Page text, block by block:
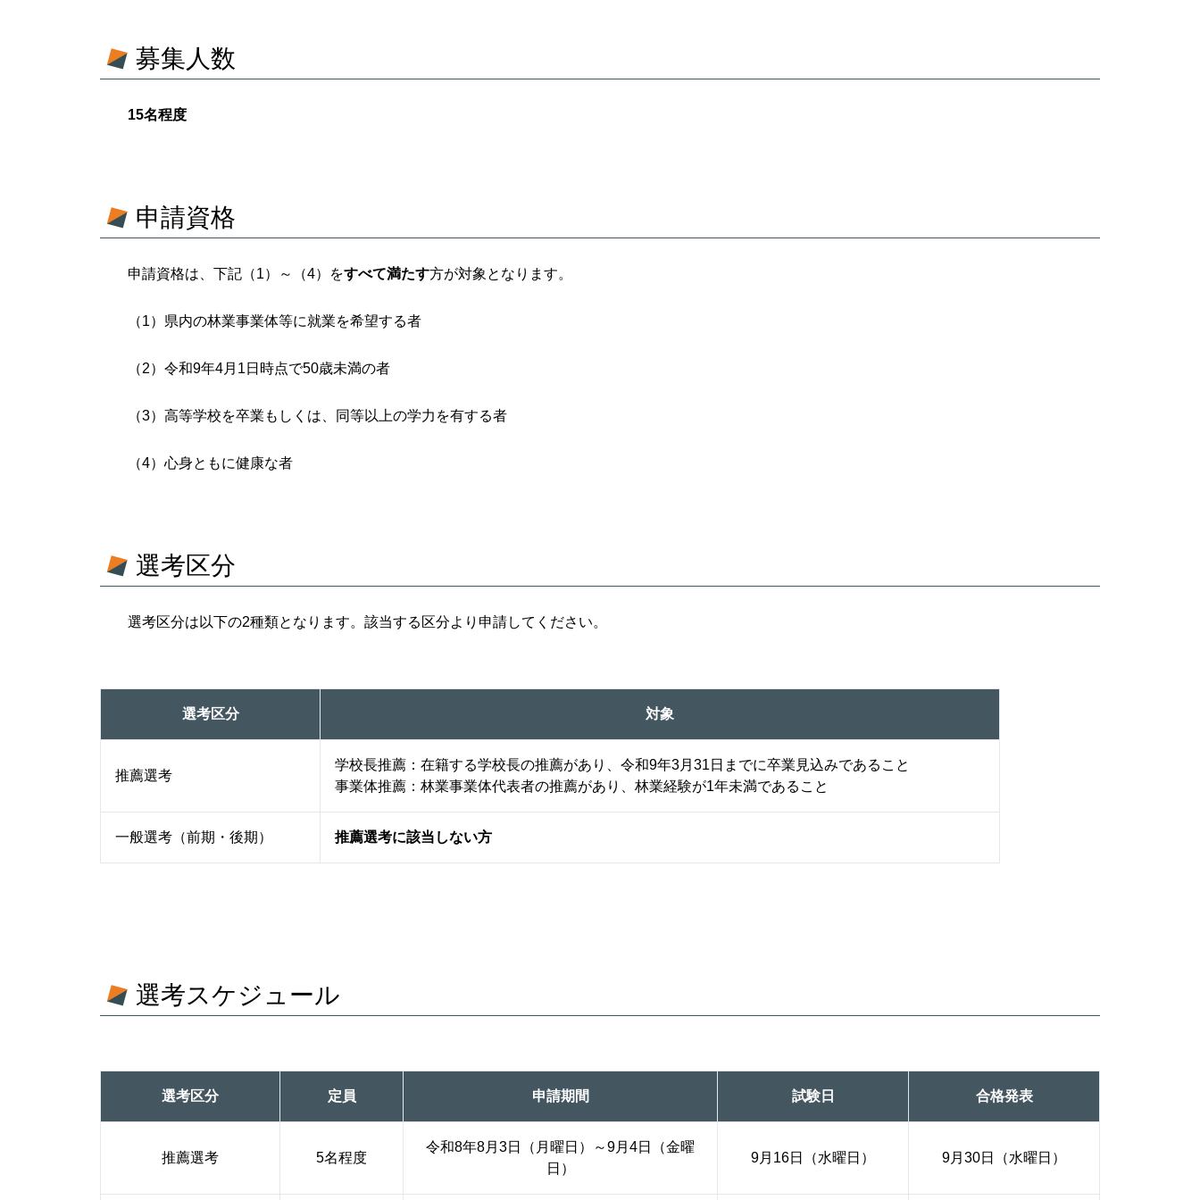
募集人数
15名程度
申請資格
申請資格は、下記（1）～（4）をすべて満たす方が対象となります。
（1）県内の林業事業体等に就業を希望する者
（2）令和9年4月1日時点で50歳未満の者
（3）高等学校を卒業もしくは、同等以上の学力を有する者
（4）心身ともに健康な者
選考区分
選考区分は以下の2種類となります。該当する区分より申請してください。
選考区分 対象
推薦選考
学校長推薦：在籍する学校長の推薦があり、令和9年3月31日までに卒業見込みであること
事業体推薦：林業事業体代表者の推薦があり、林業経験が1年未満であること
一般選考（前期・後期） 推薦選考に該当しない方
選考スケジュール
選考区分 定員 申請期間 試験日 合格発表
推薦選考 5名程度
令和8年8月3日（月曜日）～9月4日（金曜
日）
9月16日（水曜日） 9月30日（水曜日）